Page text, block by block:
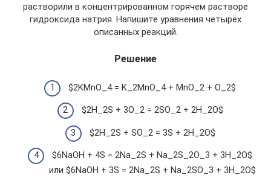
растворили в концентрированном горячем растворе
гидроксида натрия. Напишите уравнения четырёх
описанных реакций.
Решение
$2KMnO_4 = K_2MnO_4 + MnO_2 + O_2$
$2H_2S + 3O_2 = 2SO_2 + 2H_2O$
$2H_2S + SO_2 = 3S + 2H_2O$
$6NaOH + 4S = 2Na_2S + Na_2S_2O_3 + 3H_2O$
или $6NaOH + 3S = 2Na_2S + Na_2SO_3 + 3H_2O$